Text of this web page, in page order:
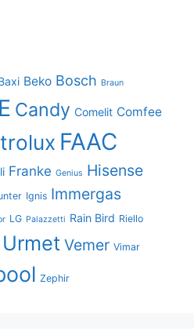
Beko Bosch Braun
Candy Comelit Comfee
FAAC
Franke Genius Hisense
Ignis Immergas
LG Palazzetti Rain Bird Riello
Urmet Vemer Vimar
Zephir